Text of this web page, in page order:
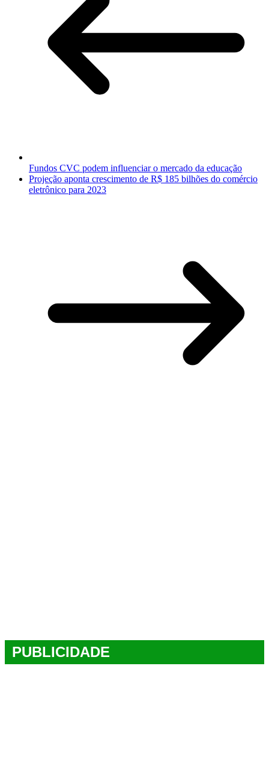
Fundos CVC podem influenciar o mercado da educação
Projeção aponta crescimento de R$ 185 bilhões do comércio
eletrônico para 2023
PUBLICIDADE